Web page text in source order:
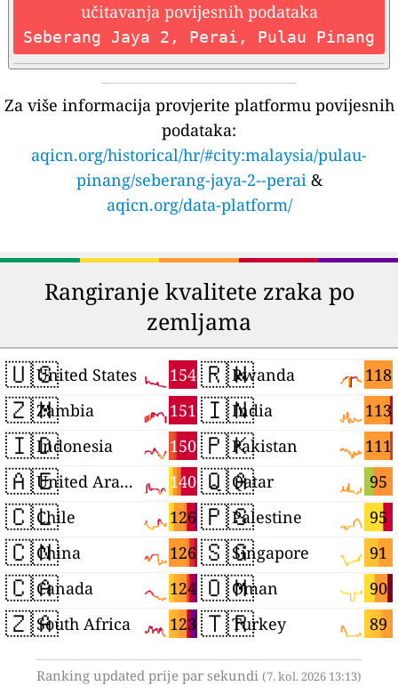
učitavanja povijesnih podataka
Seberang Jaya 2, Perai, Pulau Pinang
Za više informacija provjerite platformu povijesnih
podataka:
aqicn.org/historical/hr/#city:malaysia/pulau-
pinang/seberang-jaya-2--perai&
aqicn.org/data-platform/
Rangiranje kvalitete zraka po
zemljama
🇺🇸 154
United States
🇿🇲 151
Zambia
🇮🇩 150
Indonesia
🇦🇪 140
United Arab Emirates
🇨🇱 126
Chile
🇨🇳 126
China
🇨🇦 124
Canada
🇿🇦 123
South Africa
🇷🇼 118
Rwanda
🇮🇳 113
India
🇵🇰 111
Pakistan
🇶🇦 95
Qatar
🇵🇸 95
Palestine
🇸🇬 91
Singapore
🇴🇲 90
Oman
🇹🇷 89
Turkey
Ranking updated prije par sekundi (7. kol. 2026 13:13)